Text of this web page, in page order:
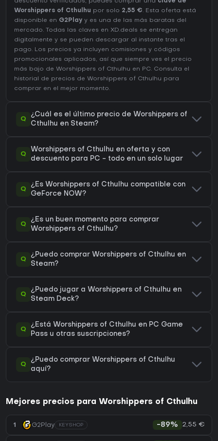
Worshippers of Cthulhu por solo 2,55 €. Esta oferta está
disponible en G2Play y es una de las más baratas del
mercado. Todas las claves en XD.deals se entregan
digitalmente y se pueden descargar al instante tras el
pago. Los precios ya incluyen comisiones y códigos
promocionales aplicados, así que siempre ves el precio
más bajo de Worshippers of Cthulhu en PC. Consulta el
historial de precios de Worshippers of Cthulhu para
comprar en el mejor momento.
Q
¿Cuál es el último precio de Worshippers of
Cthulhu en Steam?
Q
Worshippers of Cthulhu en oferta y con
descuento para PC - todo en un solo lugar
Q
¿Es Worshippers of Cthulhu compatible con
GeForce NOW?
Q
¿Es un buen momento para comprar
Worshippers of Cthulhu?
Q
¿Puedo comprar Worshippers of Cthulhu en
Steam?
Q
¿Puedo jugar a Worshippers of Cthulhu en
Steam Deck?
Q
¿Está Worshippers of Cthulhu en PC Game
Pass u otras suscripciones?
Q
¿Puedo comprar Worshippers of Cthulhu
aquí?
Mejores precios para Worshippers of Cthulhu
1 G2Play KEYSHOP -89% 2,55 €